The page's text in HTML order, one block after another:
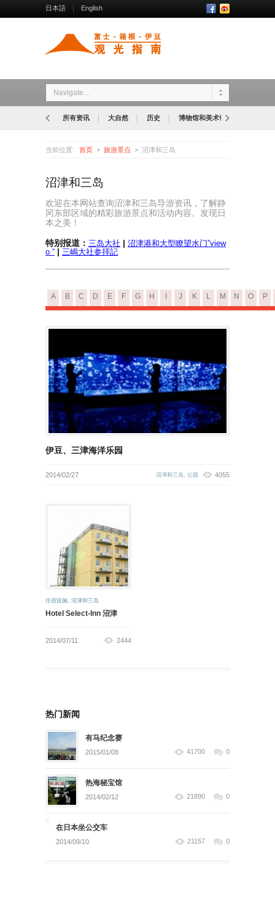
日本語 English
Navigate...
所有资讯 大自然 历史 博物馆和美术馆
当前位置: 首页 旅游景点 沼津和三岛
沼津和三岛
欢迎在本网站查询沼津和三岛导游资讯，了解静
冈东部区域的精彩旅游景点和活动内容。发现日
本之美！
特别报道： 三岛大社 | 沼津港和大型瞭望水门”view
o “ | 三嶋大社参拝記
A B C D E F G H J K L M N O P
伊豆、三津海洋乐园
2014/02/27 沼津和三岛, 公园 4055
住宿设施, 沼津和三岛
Hotel Select-Inn 沼津
2014/07/11 2444
热门新闻
有马纪念赛
2015/01/08 41700 0
热海秘宝馆
2014/02/12 21890 0
在日本坐公交车
2014/09/10 21157 0